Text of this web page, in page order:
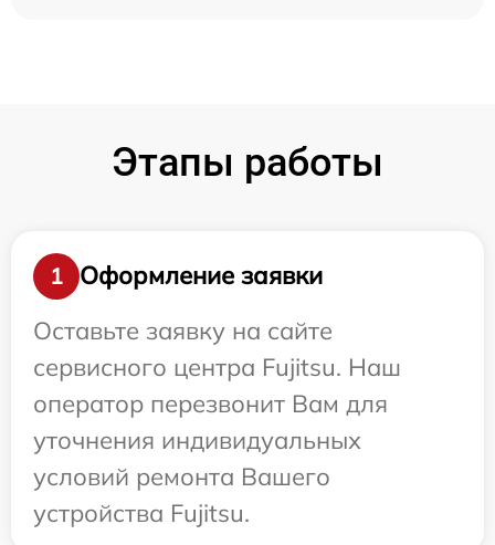
Этапы работы
1
Оформление заявки
Оставьте заявку на сайте
сервисного центра Fujitsu. Наш
оператор перезвонит Вам для
уточнения индивидуальных
условий ремонта Вашего
устройства Fujitsu.